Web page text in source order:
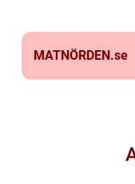
MATNÖRDEN.se